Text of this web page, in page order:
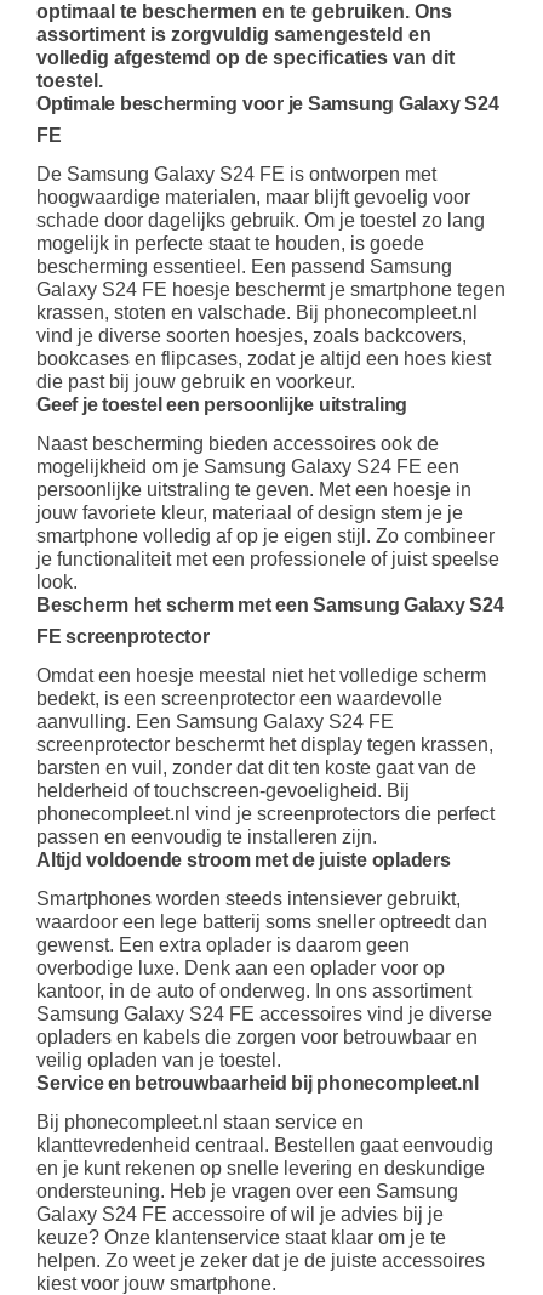
optimaal te beschermen en te gebruiken. Ons
assortiment is zorgvuldig samengesteld en
volledig afgestemd op de specificaties van dit
toestel.
Optimale bescherming voor je Samsung Galaxy S24
FE
De Samsung Galaxy S24 FE is ontworpen met
hoogwaardige materialen, maar blijft gevoelig voor
schade door dagelijks gebruik. Om je toestel zo lang
mogelijk in perfecte staat te houden, is goede
bescherming essentieel. Een passend Samsung
Galaxy S24 FE hoesje beschermt je smartphone tegen
krassen, stoten en valschade. Bij phonecompleet.nl
vind je diverse soorten hoesjes, zoals backcovers,
bookcases en flipcases, zodat je altijd een hoes kiest
die past bij jouw gebruik en voorkeur.
Geef je toestel een persoonlijke uitstraling
Naast bescherming bieden accessoires ook de
mogelijkheid om je Samsung Galaxy S24 FE een
persoonlijke uitstraling te geven. Met een hoesje in
jouw favoriete kleur, materiaal of design stem je je
smartphone volledig af op je eigen stijl. Zo combineer
je functionaliteit met een professionele of juist speelse
look.
Bescherm het scherm met een Samsung Galaxy S24
FE screenprotector
Omdat een hoesje meestal niet het volledige scherm
bedekt, is een screenprotector een waardevolle
aanvulling. Een Samsung Galaxy S24 FE
screenprotector beschermt het display tegen krassen,
barsten en vuil, zonder dat dit ten koste gaat van de
helderheid of touchscreen-gevoeligheid. Bij
phonecompleet.nl vind je screenprotectors die perfect
passen en eenvoudig te installeren zijn.
Altijd voldoende stroom met de juiste opladers
Smartphones worden steeds intensiever gebruikt,
waardoor een lege batterij soms sneller optreedt dan
gewenst. Een extra oplader is daarom geen
overbodige luxe. Denk aan een oplader voor op
kantoor, in de auto of onderweg. In ons assortiment
Samsung Galaxy S24 FE accessoires vind je diverse
opladers en kabels die zorgen voor betrouwbaar en
veilig opladen van je toestel.
Service en betrouwbaarheid bij phonecompleet.nl
Bij phonecompleet.nl staan service en
klanttevredenheid centraal. Bestellen gaat eenvoudig
en je kunt rekenen op snelle levering en deskundige
ondersteuning. Heb je vragen over een Samsung
Galaxy S24 FE accessoire of wil je advies bij je
keuze? Onze klantenservice staat klaar om je te
helpen. Zo weet je zeker dat je de juiste accessoires
kiest voor jouw smartphone.